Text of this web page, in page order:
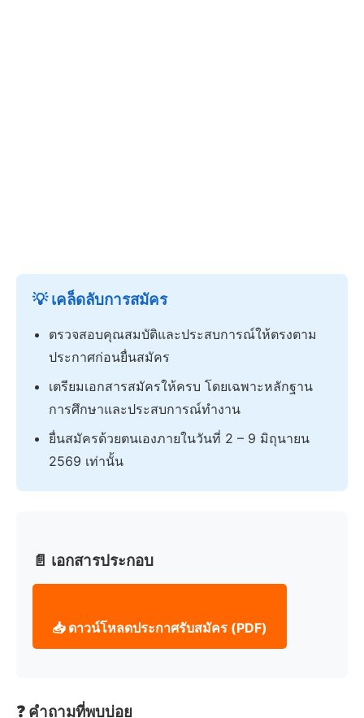
💡 เคล็ดลับการสมัคร
ตรวจสอบคุณสมบัติและประสบการณ์ให้ตรงตาม
ประกาศก่อนยื่นสมัคร
เตรียมเอกสารสมัครให้ครบ โดยเฉพาะหลักฐาน
การศึกษาและประสบการณ์ทำงาน
ยื่นสมัครด้วยตนเองภายในวันที่ 2 – 9 มิถุนายน
2569 เท่านั้น
📄 เอกสารประกอบ
📥 ดาวน์โหลดประกาศรับสมัคร (PDF)
❓ คำถามที่พบบ่อย